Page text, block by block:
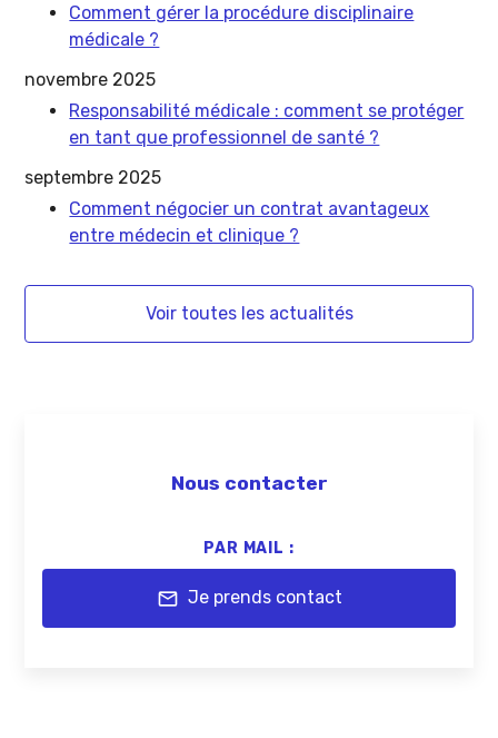
Comment gérer la procédure disciplinaire
médicale ?
novembre 2025
Responsabilité médicale : comment se protéger
en tant que professionnel de santé ?
septembre 2025
Comment négocier un contrat avantageux
entre médecin et clinique ?
Voir toutes les actualités
Nous contacter
PAR MAIL :
mail Je prends contact